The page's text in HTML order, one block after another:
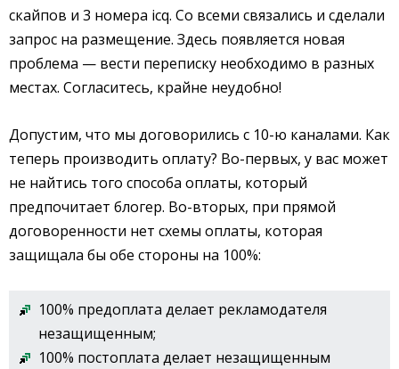
скайпов и 3 номера icq. Со всеми связались и сделали
запрос на размещение. Здесь появляется новая
проблема — вести переписку необходимо в разных
местах. Согласитесь, крайне неудобно!
Допустим, что мы договорились с 10-ю каналами. Как
теперь производить оплату? Во-первых, у вас может
не найтись того способа оплаты, который
предпочитает блогер. Во-вторых, при прямой
договоренности нет схемы оплаты, которая
защищала бы обе стороны на 100%:
100% предоплата делает рекламодателя
незащищенным;
100% постоплата делает незащищенным